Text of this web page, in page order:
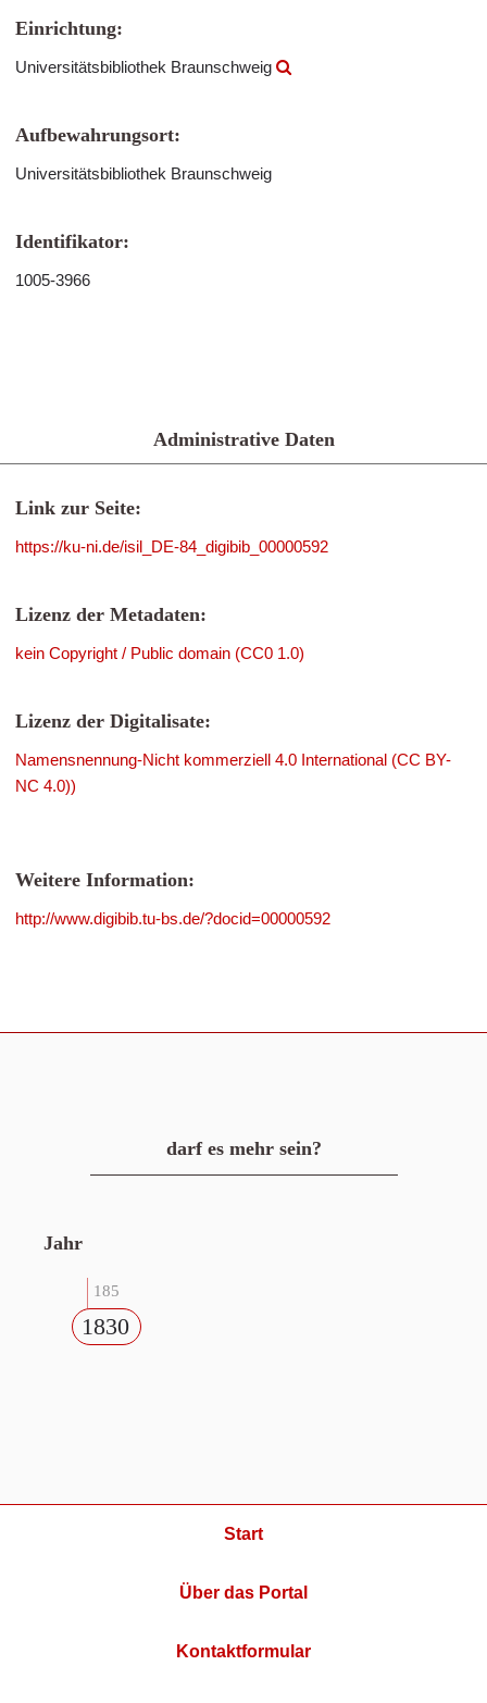
Einrichtung:
Universitätsbibliothek Braunschweig
Aufbewahrungsort:
Universitätsbibliothek Braunschweig
Identifikator:
1005-3966
Administrative Daten
Link zur Seite:
https://ku-ni.de/isil_DE-84_digibib_00000592
Lizenz der Metadaten:
kein Copyright / Public domain (CC0 1.0)
Lizenz der Digitalisate:
Namensnennung-Nicht kommerziell 4.0 International (CC BY-
NC 4.0))
Weitere Information:
http://www.digibib.tu-bs.de/?docid=00000592
darf es mehr sein?
Jahr
185
1830
Start
Über das Portal
Kontaktformular